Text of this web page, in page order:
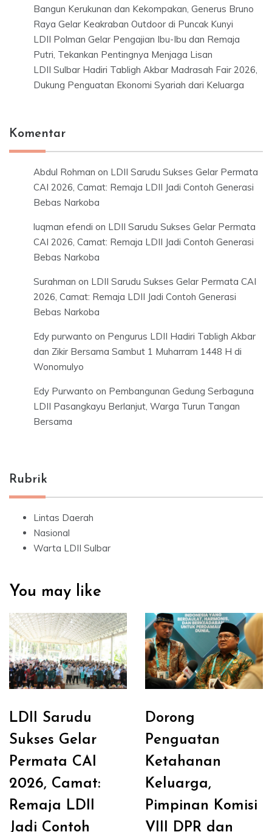
Bangun Kerukunan dan Kekompakan, Generus Bruno
Raya Gelar Keakraban Outdoor di Puncak Kunyi
LDII Polman Gelar Pengajian Ibu-Ibu dan Remaja
Putri, Tekankan Pentingnya Menjaga Lisan
LDII Sulbar Hadiri Tabligh Akbar Madrasah Fair 2026,
Dukung Penguatan Ekonomi Syariah dari Keluarga
Komentar
Abdul Rohman on LDII Sarudu Sukses Gelar Permata
CAI 2026, Camat: Remaja LDII Jadi Contoh Generasi
Bebas Narkoba
luqman efendi on LDII Sarudu Sukses Gelar Permata
CAI 2026, Camat: Remaja LDII Jadi Contoh Generasi
Bebas Narkoba
Surahman on LDII Sarudu Sukses Gelar Permata CAI
2026, Camat: Remaja LDII Jadi Contoh Generasi
Bebas Narkoba
Edy purwanto on Pengurus LDII Hadiri Tabligh Akbar
dan Zikir Bersama Sambut 1 Muharram 1448 H di
Wonomulyo
Edy Purwanto on Pembangunan Gedung Serbaguna
LDII Pasangkayu Berlanjut, Warga Turun Tangan
Bersama
Rubrik
Lintas Daerah
Nasional
Warta LDII Sulbar
You may like
LDII Sarudu
Sukses Gelar
Permata CAI
2026, Camat:
Remaja LDII
Jadi Contoh
Dorong
Penguatan
Ketahanan
Keluarga,
Pimpinan Komisi
VIII DPR dan